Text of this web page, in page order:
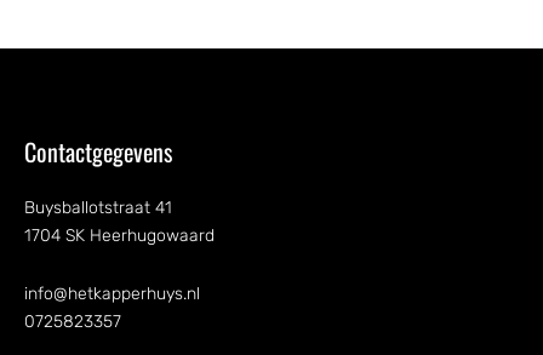
Contactgegevens
Buysballotstraat 41
1704 SK Heerhugowaard
info@hetkapperhuys.nl
0725823357